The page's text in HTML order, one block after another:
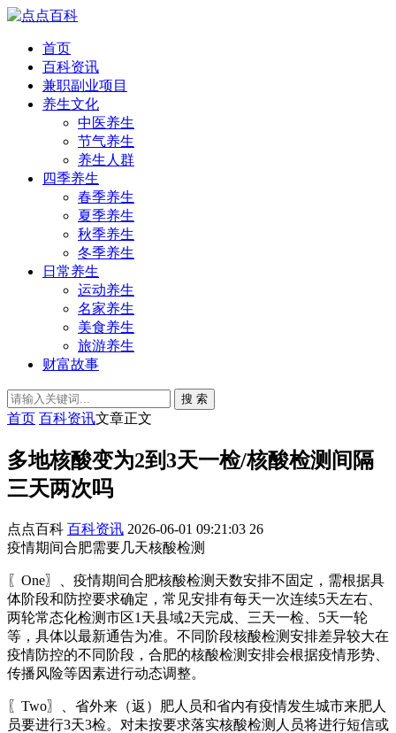
首页
百科资讯
兼职副业项目
养生文化
中医养生
节气养生
养生人群
四季养生
春季养生
夏季养生
秋季养生
冬季养生
日常养生
运动养生
名家养生
美食养生
旅游养生
财富故事
搜 索
首页 百科资讯文章正文
多地核酸变为2到3天一检/核酸检测间隔
三天两次吗
点点百科 百科资讯 2026-06-01 09:21:03 26
疫情期间合肥需要几天核酸检测
〖One〗、疫情期间合肥核酸检测天数安排不固定，需根据具
体阶段和防控要求确定，常见安排有每天一次连续5天左右、
两轮常态化检测市区1天县域2天完成、三天一检、5天一轮
等，具体以最新通告为准。不同阶段核酸检测安排差异较大在
疫情防控的不同阶段，合肥的核酸检测安排会根据疫情形势、
传播风险等因素进行动态调整。
〖Two〗、省外来（返）肥人员和省内有疫情发生城市来肥人
员要进行3天3检。对未按要求落实核酸检测人员将进行短信或